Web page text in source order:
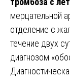
мерцательной
отделение с
течение двух
диагнозом